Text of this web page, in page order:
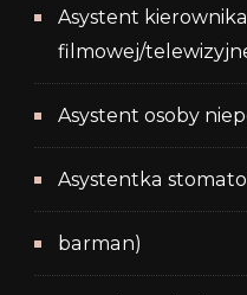
Asystent
filmowej/
Asystent osoby
Asystentka
barman)